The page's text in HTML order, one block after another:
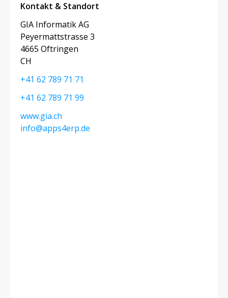
Kontakt & Standort
GIA Informatik AG
Peyermattstrasse 3
4665 Oftringen
CH
+41 62 789 71 71
+41 62 789 71 99
www.gia.ch
info@apps4erp.de